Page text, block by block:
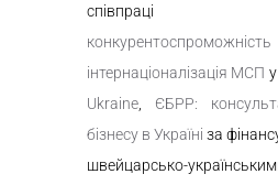
інтернаціоналізація МСП
Ukraine
ЄБРР:
бізнесу в Україні за
швейцарсько-